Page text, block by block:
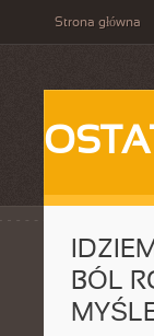
Strona główna
BÓL